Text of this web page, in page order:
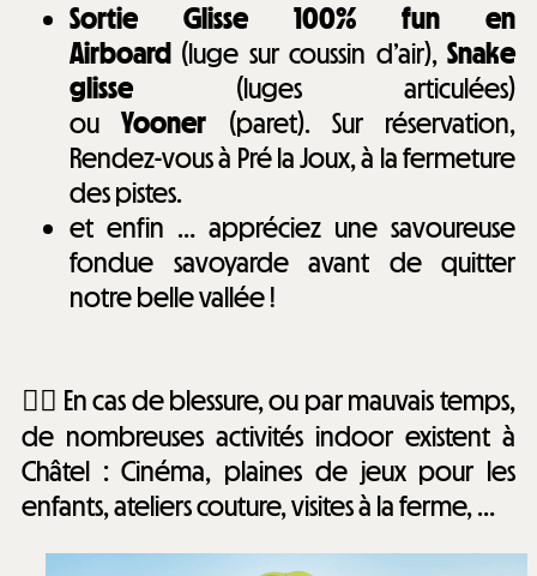
Sortie Glisse 100% fun en
Airboard (luge sur coussin d’air), Snake
glisse (luges articulées)
ouYooner (paret). Sur réservation,
Rendez-vous à Pré la Joux, à la fermeture
des pistes.
et enfin … appréciez une savoureuse
fondue savoyarde avant de quitter
notre belle vallée !
👉🏻 En cas de blessure, ou par mauvais temps,
de nombreuses activités indoor existent à
Châtel : Cinéma, plaines de jeux pour les
enfants, ateliers couture, visites à la ferme, …